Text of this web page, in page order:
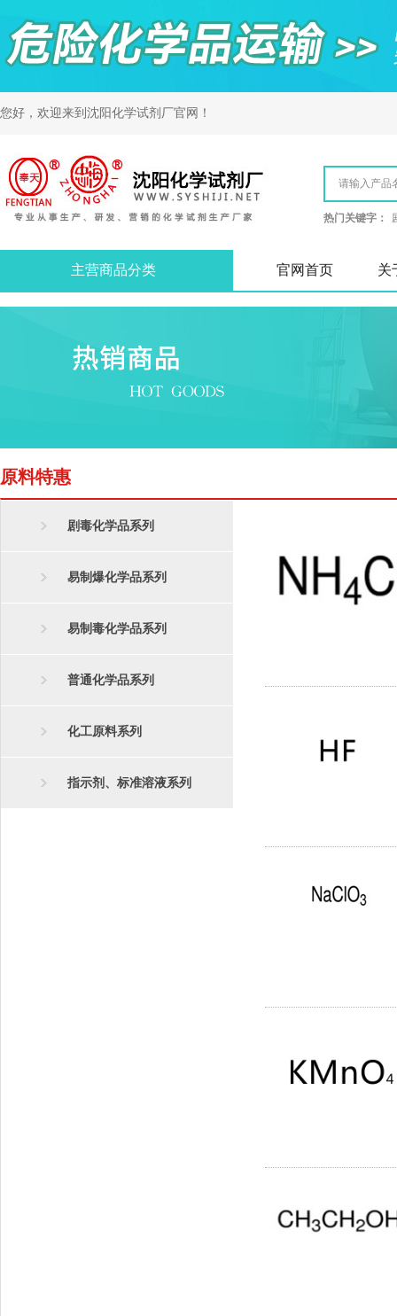
您好，欢迎来到 沈阳化学试剂厂官网！
热门关键字：
主营商品分类 官网首页 关
原料特惠
剧毒化学品系列
易制爆化学品系列
易制毒化学品系列
普通化学品系列
化工原料系列
指示剂、标准溶液系列